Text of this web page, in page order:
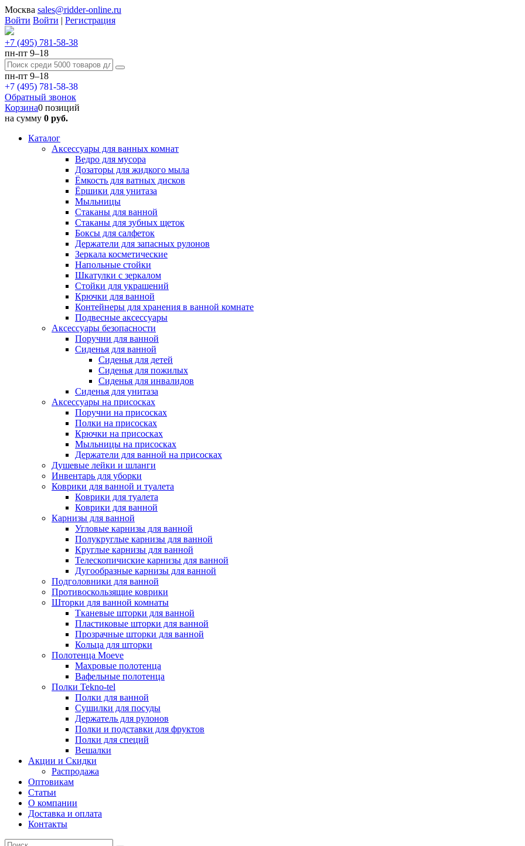
Москва sales@ridder-online.ru
Войти Войти | Регистрация
+7 (495) 781-58-38
пн-пт 9–18
пн-пт 9–18
+7 (495) 781-58-38
Обратный звонок
Корзина0 позиций
на сумму 0 руб.
Каталог
Аксессуары для ванных комнат
Ведро для мусора
Дозаторы для жидкого мыла
Ёмкость для ватных дисков
Ёршики для унитаза
Мыльницы
Стаканы для ванной
Стаканы для зубных щеток
Боксы для салфеток
Держатели для запасных рулонов
Зеркала косметические
Напольные стойки
Шкатулки с зеркалом
Стойки для украшений
Крючки для ванной
Контейнеры для хранения в ванной комнате
Подвесные аксессуары
Аксессуары безопасности
Поручни для ванной
Сиденья для ванной
Сиденья для детей
Сиденья для пожилых
Сиденья для инвалидов
Сиденья для унитаза
Аксессуары на присосках
Поручни на присосках
Полки на присосках
Крючки на присосках
Мыльницы на присосках
Держатели для ванной на присосках
Душевые лейки и шланги
Инвентарь для уборки
Коврики для ванной и туалета
Коврики для туалета
Коврики для ванной
Карнизы для ванной
Угловые карнизы для ванной
Полукруглые карнизы для ванной
Круглые карнизы для ванной
Телескопичиские карнизы для ванной
Дугообразные карнизы для ванной
Подголовники для ванной
Противоскользящие коврики
Шторки для ванной комнаты
Тканевые шторки для ванной
Пластиковые шторки для ванной
Прозрачные шторки для ванной
Кольца для шторки
Полотенца Moeve
Махровые полотенца
Вафельные полотенца
Полки Tekno-tel
Полки для ванной
Сушилки для посуды
Держатель для рулонов
Полки и подставки для фруктов
Полки для специй
Вешалки
Акции и Скидки
Распродажа
Оптовикам
Статьи
О компании
Доставка и оплата
Контакты